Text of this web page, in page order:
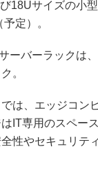
18Uサイズの小
定）。
ーバーラックは
。
は、エッジコン
IT専用のスペー
性やセキュリテ